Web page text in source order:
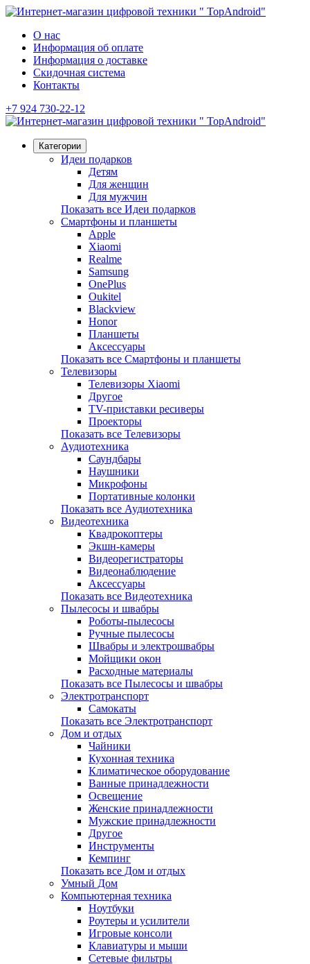
О нас
Информация об оплате
Информация о доставке
Скидочная система
Контакты
+7 924 730-22-12
Категории
Идеи подарков
Детям
Для женщин
Для мужчин
Показать все Идеи подарков
Смартфоны и планшеты
Apple
Xiaomi
Realme
Samsung
OnePlus
Oukitel
Blackview
Honor
Планшеты
Аксессуары
Показать все Смартфоны и планшеты
Телевизоры
Телевизоры Xiaomi
Другое
TV-приставки ресиверы
Проекторы
Показать все Телевизоры
Аудиотехника
Саундбары
Наушники
Микрофоны
Портативные колонки
Показать все Аудиотехника
Видеотехника
Квадрокоптеры
Экшн-камеры
Видеорегистраторы
Видеонаблюдение
Аксессуары
Показать все Видеотехника
Пылесосы и швабры
Роботы-пылесосы
Ручные пылесосы
Швабры и электрошвабры
Мойщики окон
Расходные материалы
Показать все Пылесосы и швабры
Электротранспорт
Самокаты
Показать все Электротранспорт
Дом и отдых
Чайники
Кухонная техника
Климатическое оборудование
Ванные принадлежности
Освещение
Женские принадлежности
Мужские принадлежности
Другое
Инструменты
Кемпинг
Показать все Дом и отдых
Умный Дом
Компьютерная техника
Ноутбуки
Роутеры и усилители
Игровые консоли
Клавиатуры и мыши
Сетевые фильтры